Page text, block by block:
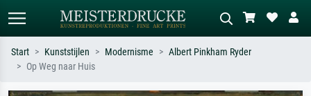
Start Kunststijlen Modernisme
Albert Pinkham Ryder
Op Weg naar Huis